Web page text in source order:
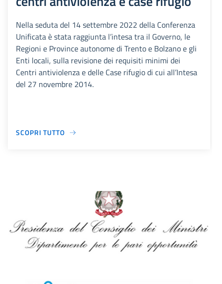
Nella seduta del 14 settembre 2022 della Conferenza
Unificata è stata raggiunta l’intesa tra il Governo, le
Regioni e Province autonome di Trento e Bolzano e gli
Enti locali, sulla revisione dei requisiti minimi dei
Centri antiviolenza e delle Case rifugio di cui all’Intesa
del 27 novembre 2014.
SCOPRI TUTTO